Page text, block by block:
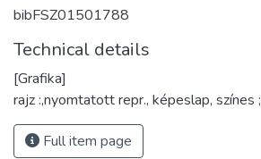
bibFSZ01501788
Technical details
[Grafika]
rajz :,nyomtatott repr., képeslap, színes ;
Full item page